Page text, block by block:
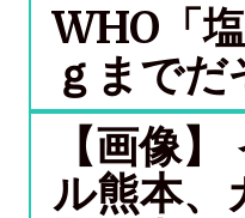
WHO「
ｇまでだ
【画像
ル熊本、